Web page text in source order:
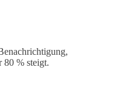
80 % steigt.